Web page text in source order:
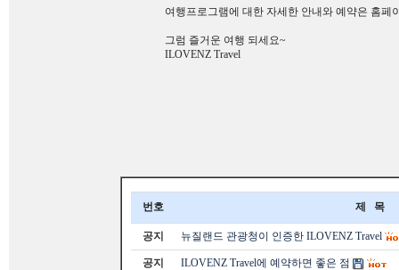
여행프로그램에 대한 자세한 안내와 예약은 홈
그럼 즐거운 여행 되세요~
ILOVENZ Travel
번호 제 목
공지 뉴질랜드 관광청이 인증한 ILOVENZ Travel
공지 ILOVENZ Travel에 예약하면 좋은 점